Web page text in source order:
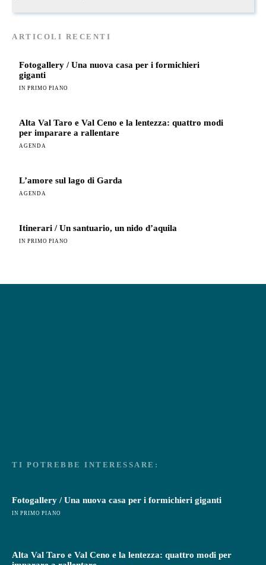
ARTICOLI RECENTI
Fotogallery / Una nuova casa per i formichieri
giganti
IN PRIMO PIANO
Alta Val Taro e Val Ceno e la lentezza: quattro modi
per imparare a rallentare
AGENDA
L’amore sul lago di Garda
AGENDA
Itinerari / Un santuario, un nido d’aquila
IN PRIMO PIANO
TI POTREBBE INTERESSARE:
Fotogallery / Una nuova casa per i formichieri giganti
IN PRIMO PIANO
Alta Val Taro e Val Ceno e la lentezza: quattro modi per